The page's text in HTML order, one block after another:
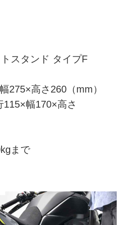
スタンド タイプF
275×高さ260（mm）
幅170×高さ
まで